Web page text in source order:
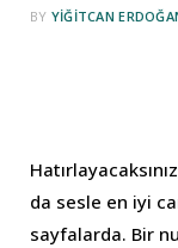
BY YIĞITCAN
da sesle en iyi
sayfalarda. Bir